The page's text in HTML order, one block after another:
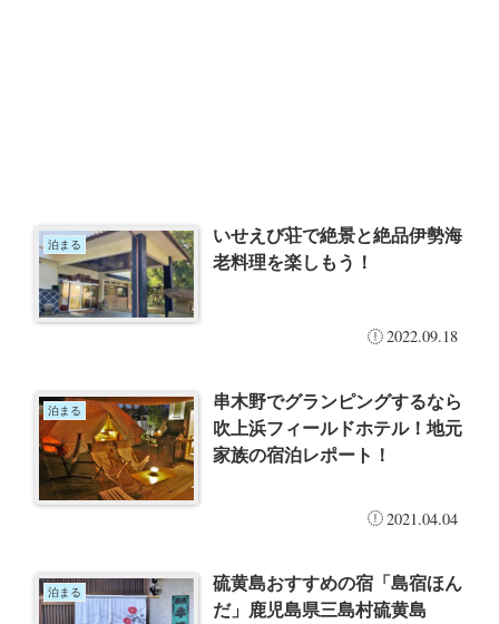
泊まる
いせえび荘で絶景と絶品伊勢海
老料理を楽しもう！
2022.09.18
泊まる
串木野でグランピングするなら
吹上浜フィールドホテル！地元
家族の宿泊レポート！
2021.04.04
泊まる
硫黄島おすすめの宿「島宿ほん
だ」鹿児島県三島村硫黄島